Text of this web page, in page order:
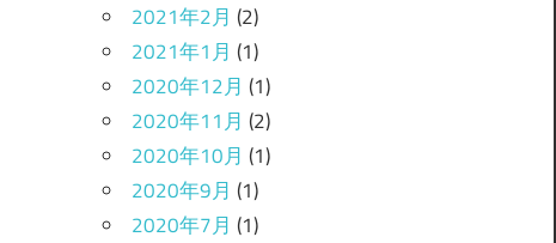
2021年2月 (2)
2021年1月 (1)
2020年12月 (1)
2020年11月 (2)
2020年10月 (1)
2020年9月 (1)
2020年7月 (1)